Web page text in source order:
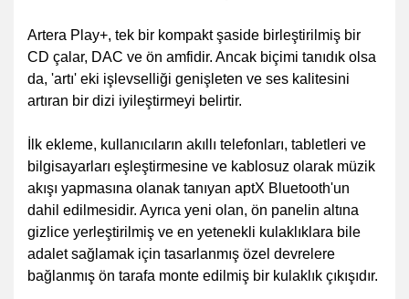
Artera Play+, tek bir kompakt şaside birleştirilmiş bir
CD çalar, DAC ve ön amfidir. Ancak biçimi tanıdık olsa
da, 'artı' eki işlevselliği genişleten ve ses kalitesini
artıran bir dizi iyileştirmeyi belirtir.
İlk ekleme, kullanıcıların akıllı telefonları, tabletleri ve
bilgisayarları eşleştirmesine ve kablosuz olarak müzik
akışı yapmasına olanak tanıyan aptX Bluetooth'un
dahil edilmesidir. Ayrıca yeni olan, ön panelin altına
gizlice yerleştirilmiş ve en yetenekli kulaklıklara bile
adalet sağlamak için tasarlanmış özel devrelere
bağlanmış ön tarafa monte edilmiş bir kulaklık çıkışıdır.